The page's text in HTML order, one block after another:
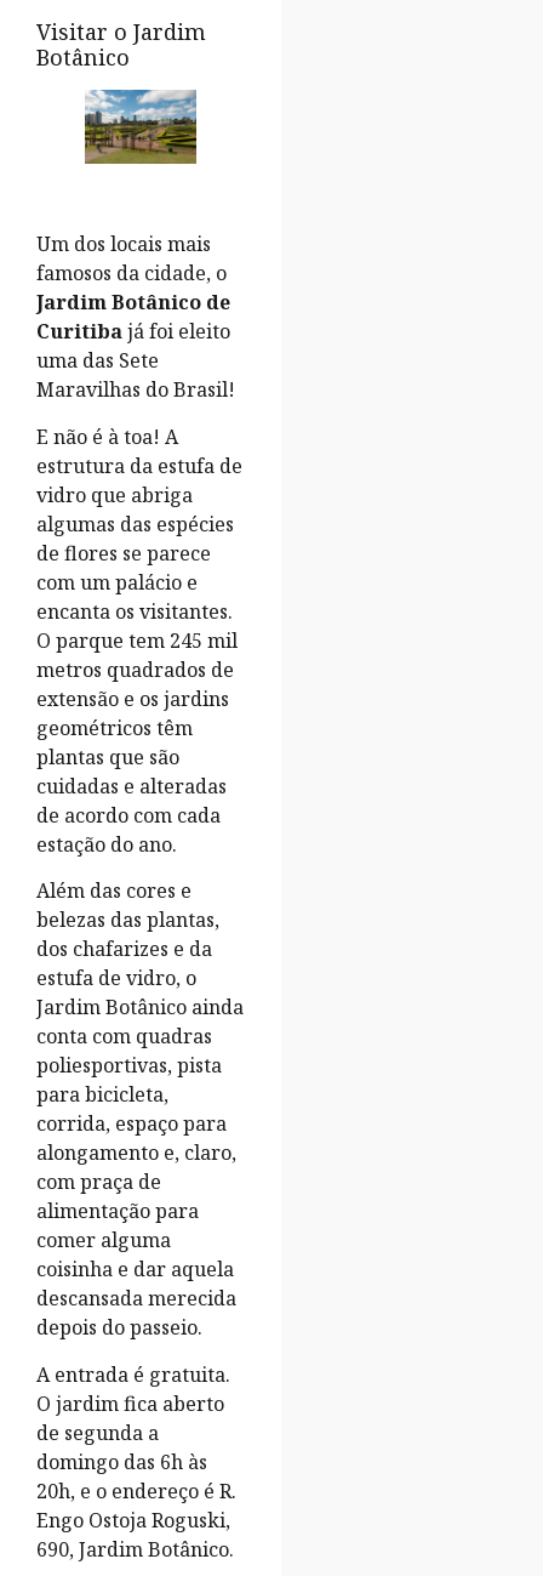
Visitar o Jardim
Botânico
Um dos locais mais
famosos da cidade, o
Jardim Botânico de
Curitibajá foi eleito
uma das Sete
Maravilhas do Brasil!
E não é à toa! A
estrutura da estufa de
vidro que abriga
algumas das espécies
de flores se parece
com um palácio e
encanta os visitantes.
O parque tem 245 mil
metros quadrados de
extensão e os jardins
geométricos têm
plantas que são
cuidadas e alteradas
de acordo com cada
estação do ano.
Além das cores e
belezas das plantas,
dos chafarizes e da
estufa de vidro, o
Jardim Botânico ainda
conta com quadras
poliesportivas, pista
para bicicleta,
corrida, espaço para
alongamento e, claro,
com praça de
alimentação para
comer alguma
coisinha e dar aquela
descansada merecida
depois do passeio.
A entrada é gratuita.
O jardim fica aberto
de segunda a
domingo das 6h às
20h, e o endereço é R.
Engo Ostoja Roguski,
690, Jardim Botânico.